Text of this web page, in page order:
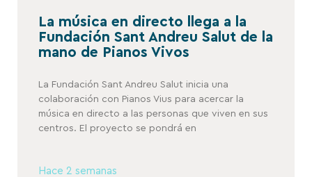
La música en directo llega a la
Fundación Sant Andreu Salut de la
mano de Pianos Vivos
La Fundación Sant Andreu Salut inicia una
colaboración con Pianos Vius para acercar la
música en directo a las personas que viven en sus
centros. El proyecto se pondrá en
Hace 2 semanas